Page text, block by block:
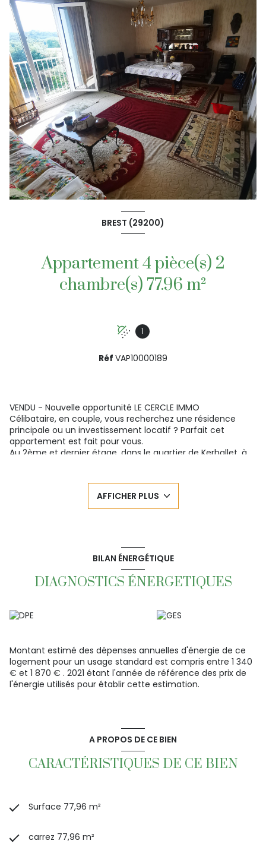
BREST (29200)
Appartement 4 pièce(s) 2
chambre(s) 77.96 m²
1
Réf VAP10000189
VENDU - Nouvelle opportunité LE CERCLE IMMO
Célibataire, en couple, vous recherchez une résidence
principale ou un investissement locatif ? Parfait cet
appartement est fait pour vous.
Au 2ème et dernier étage, dans le quartier de Kerhallet, à
compose d'une entrée, double salon/séjour, cuisine
séparée, 2 chambres, salle d'eau avec loggia, WC,
29 200 BREST
www.lecercle-immo.fr
AFFICHER PLUS
BILAN ÉNERGÉTIQUE
DIAGNOSTICS ÉNERGETIQUES
Montant estimé des dépenses annuelles d'énergie de ce
logement pour un usage standard est compris entre 1 340
€ et 1 870 € . 2021 étant l'année de référence des prix de
l'énergie utilisés pour établir cette estimation.
A PROPOS DE CE BIEN
CARACTÉRISTIQUES DE CE BIEN
Surface 77,96 m²
carrez 77,96 m²